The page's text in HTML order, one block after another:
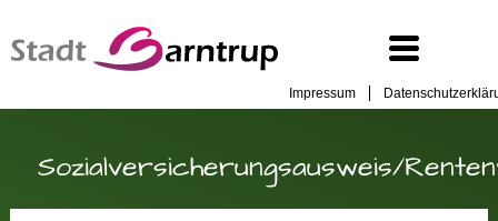
Impressum
Sozialversicherungsausweis/